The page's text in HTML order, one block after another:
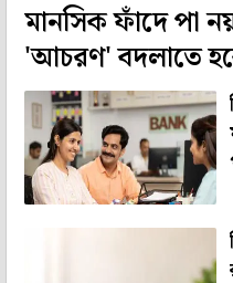
মানসিক ফাঁদে পা
'আচরণ' বদলাতে